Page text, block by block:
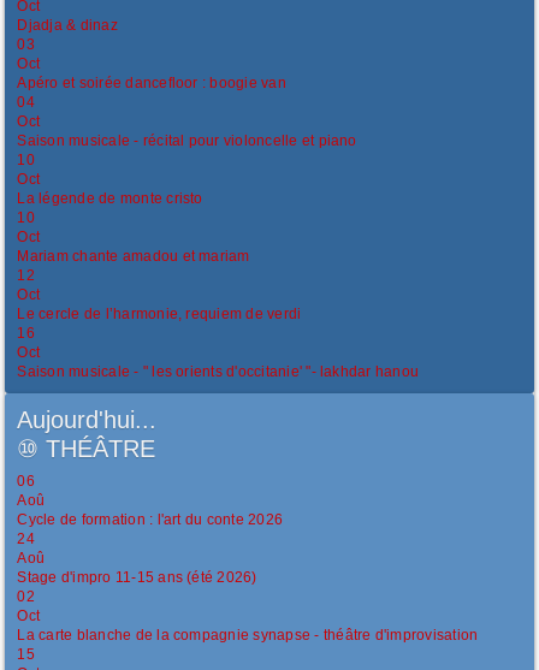
Oct
Djadja & dinaz
03
Oct
Apéro et soirée dancefloor : boogie van
04
Oct
Saison musicale - récital pour violoncelle et piano
10
Oct
La légende de monte cristo
10
Oct
Mariam chante amadou et mariam
12
Oct
Le cercle de l’harmonie, requiem de verdi
16
Oct
Saison musicale - " les orients d'occitanie' "- lakhdar hanou
Aujourd'hui...
⑩THÉÂTRE
06
Aoû
Cycle de formation : l'art du conte 2026
24
Aoû
Stage d'impro 11-15 ans (été 2026)
02
Oct
La carte blanche de la compagnie synapse - théâtre d'improvisation
15